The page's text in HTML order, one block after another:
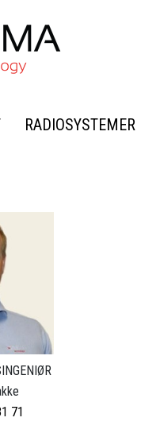
RADIOSYSTEMER
71